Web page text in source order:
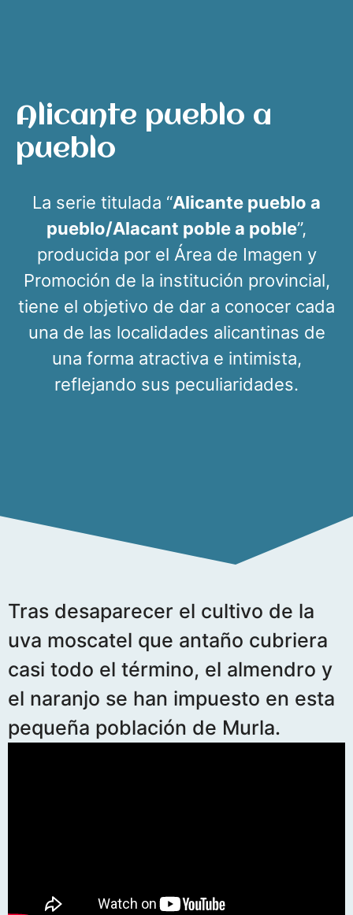
Alicante pueblo a
pueblo
La serie titulada “Alicante pueblo a
pueblo/Alacant poble a poble”,
producida por el Área de Imagen y
Promoción de la institución provincial,
tiene el objetivo de dar a conocer cada
una de las localidades alicantinas de
una forma atractiva e intimista,
reflejando sus peculiaridades.
Tras desaparecer el cultivo de la
uva moscatel que antaño cubriera
casi todo el término, el almendro y
el naranjo se han impuesto en esta
pequeña población de Murla.